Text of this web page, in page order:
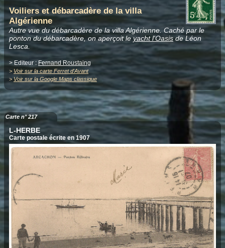
Voiliers et débarcadère de la villa
Algérienne
Autre vue du débarcadère de la villa Algérienne. Caché par le
ponton du débarcadère, on aperçoit leyacht l'Oasisde Léon
Lesca.
> Editeur : Fernand Roustaing
> Voir sur la carte Ferret d'Avant
>Voir sur la Google Maps classique
Carte n° 217
L-HERBE
Carte postale écrite en 1907